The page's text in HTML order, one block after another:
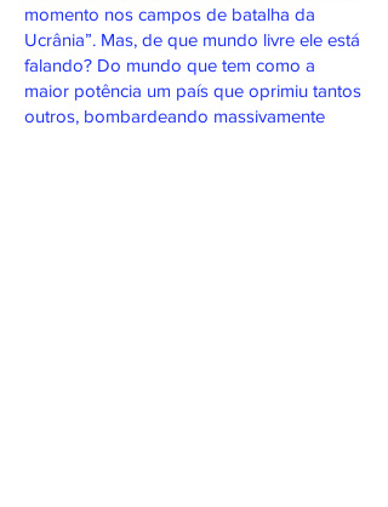
momento nos campos de batalha da
Ucrânia”. Mas, de que mundo livre ele está
falando? Do mundo que tem como a
maior potência um país que oprimiu tantos
outros, bombardeando massivamente